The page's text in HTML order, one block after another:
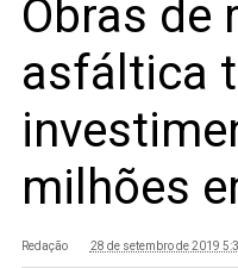
Obras de
asfáltica
milhões
Redação 28 de setembro de 2019